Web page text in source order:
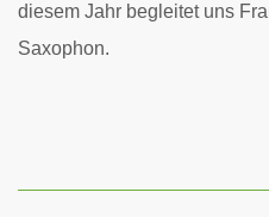
diesem Jahr begleitet uns
Saxophon.